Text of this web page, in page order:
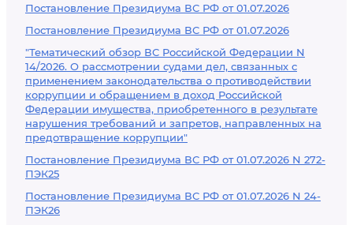
Постановление Президиума ВС РФ от 01.07.2026
Постановление Президиума ВС РФ от 01.07.2026
"Тематический обзор ВС Российской Федерации N
14/2026. О рассмотрении судами дел, связанных с
применением законодательства о противодействии
коррупции и обращением в доход Российской
Федерации имущества, приобретенного в результате
нарушения требований и запретов, направленных на
предотвращение коррупции"
Постановление Президиума ВС РФ от 01.07.2026 N 272-
ПЭК25
Постановление Президиума ВС РФ от 01.07.2026 N 24-
ПЭК26